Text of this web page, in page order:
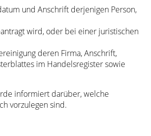
und Anschrift derjenigen Person,
wird, oder bei einer juristischen
deren Firma, Anschrift,
im Handelsregister sowie
informiert darüber, welche
vorzulegen sind.